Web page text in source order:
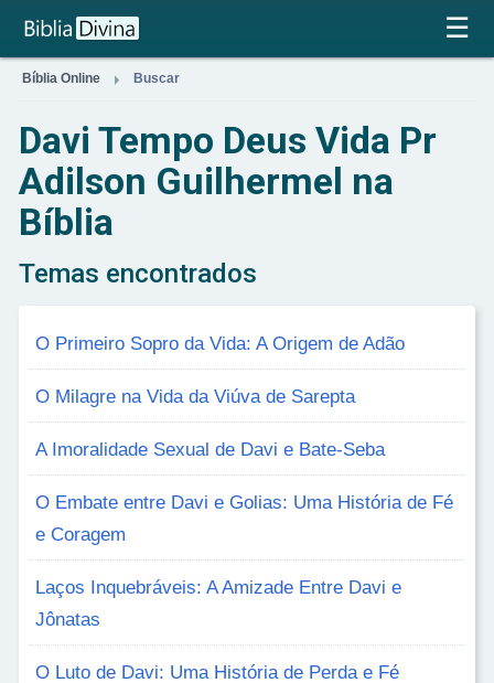
×
☰
Bíblia Online  Buscar
Davi Tempo Deus Vida Pr
Adilson Guilhermel na
Bíblia
Temas encontrados
O Primeiro Sopro da Vida: A Origem de Adão
O Milagre na Vida da Viúva de Sarepta
A Imoralidade Sexual de Davi e Bate-Seba
O Embate entre Davi e Golias: Uma História de Fé
e Coragem
Laços Inquebráveis: A Amizade Entre Davi e
Jônatas
O Luto de Davi: Uma História de Perda e Fé